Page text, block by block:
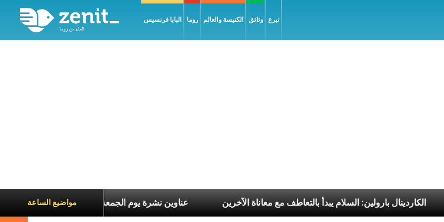
البابا فرنسيس روما الكنيسة والعالم وثائق تبرع
مواضيع الساعة
عناوين نشرة يوم الجمعة 7 آب 2026: السلام يُبنى بصبر يومًا بعد يوم الكاردينال بارولين: السلام يبدأ بالتعاطف مع معاناة الآخرين الرسوليّة